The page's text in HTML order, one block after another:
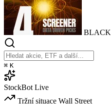
BLACK
⌘ K
StockBot Live
Tržní situace Wall Street